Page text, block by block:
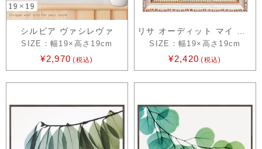
シルビア ヴァシレヴァ
SIZE：幅19×高さ19cm
¥2,970 (税込)
SIZE：幅19×高さ19cm
¥2,420 (税込)